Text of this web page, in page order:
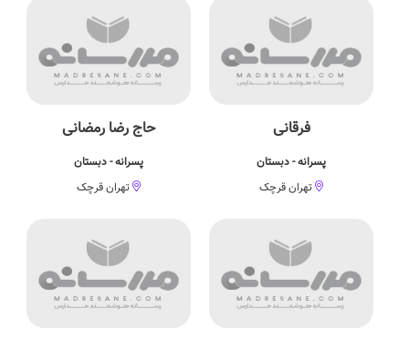
فرقانی
پسرانه - دبستان
تهران قرچک
حاج رضا رمضانی
پسرانه - دبستان
تهران قرچک